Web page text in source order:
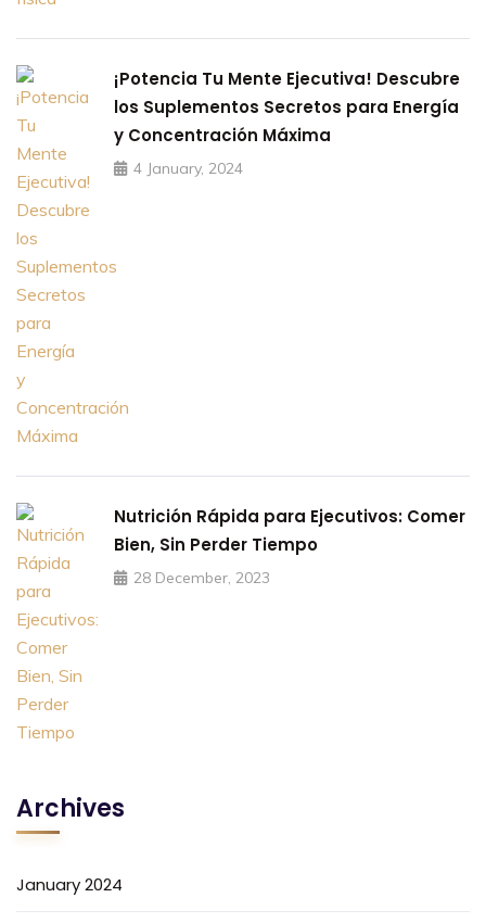
¡Potencia Tu Mente Ejecutiva! Descubre
los Suplementos Secretos para Energía
y Concentración Máxima
4 January, 2024
Nutrición Rápida para Ejecutivos: Comer
Bien, Sin Perder Tiempo
28 December, 2023
Archives
January 2024